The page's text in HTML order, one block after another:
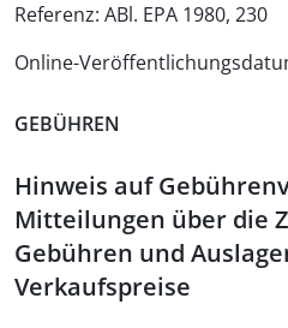
Referenz: ABl. EPA 1980, 230
Online-
GEBÜHREN
Hinweis auf
Mitteilungen über die
Gebühren und
Verkaufspreise